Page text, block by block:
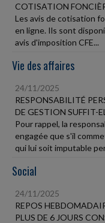
COTISATION
Les avis de cotisation
en ligne. Ils sont
avis d'imposition CFE...
Vie des affaires
24/11/2025
RESPONSABILITÉ
DE GESTION SUFFIT-
Pour rappel, la
engagée que s'il
qui lui soit imputable
Social
24/11/2025
REPOS
PLUS DE 6 JOURS